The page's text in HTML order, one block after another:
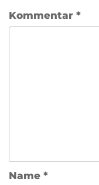
Kommentar *
Name *